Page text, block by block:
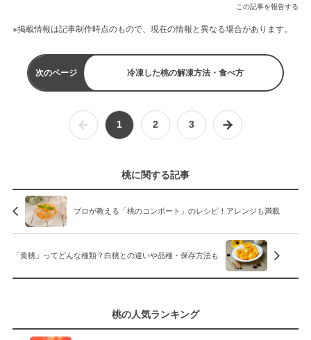
この記事を報告する
※掲載情報は記事制作時点のもので、現在の情報と異なる場合があります。
次のページ 冷凍した桃の解凍方法・食べ方
1 2 3
桃に関する記事
プロが教える「桃のコンポート」のレシピ！アレンジも満載
「黄桃」ってどんな種類？白桃との違いや品種・保存方法も
桃の人気ランキング